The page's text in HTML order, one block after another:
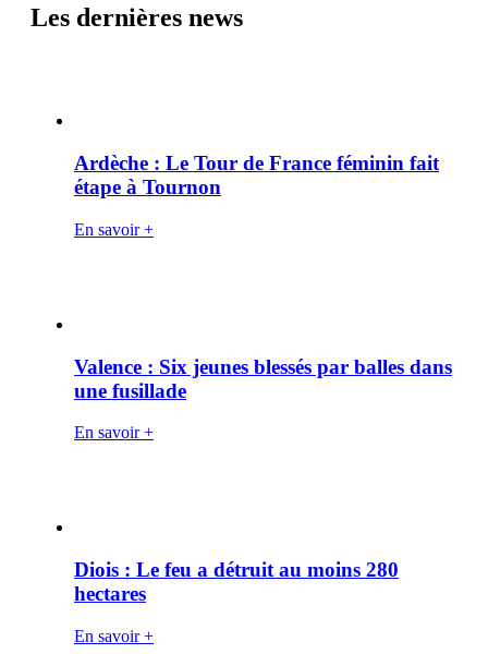
Les dernières news
Ardèche : Le Tour de France féminin fait
étape à Tournon
En savoir +
Valence : Six jeunes blessés par balles dans
une fusillade
En savoir +
Diois : Le feu a détruit au moins 280
hectares
En savoir +